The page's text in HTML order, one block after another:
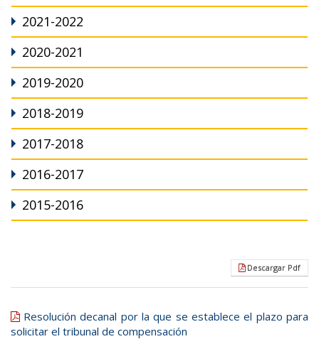
2021-2022
2020-2021
2019-2020
2018-2019
2017-2018
2016-2017
2015-2016
Descargar Pdf
Resolución decanal por la que se establece el plazo para
solicitar el tribunal de compensación